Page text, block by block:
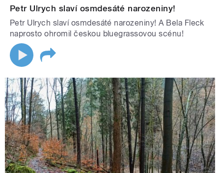
Petr Ulrych slaví osmdesáté narozeniny!
Petr Ulrych slaví osmdesáté narozeniny! A Bela Fleck
naprosto ohromil českou bluegrassovou scénu!